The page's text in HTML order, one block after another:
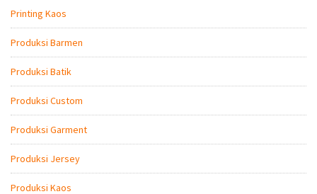
Printing Kaos
Produksi Barmen
Produksi Batik
Produksi Custom
Produksi Garment
Produksi Jersey
Produksi Kaos